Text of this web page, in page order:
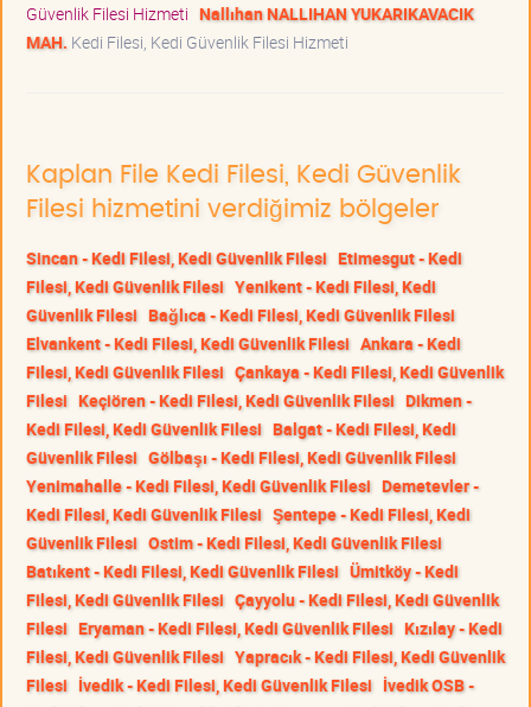
Güvenlik Filesi Hizmeti Nallıhan NALLIHAN YUKARIKAVACIK
MAH. Kedi Filesi, Kedi Güvenlik Filesi Hizmeti
Kaplan File Kedi Filesi, Kedi Güvenlik
Filesi hizmetini verdiğimiz bölgeler
Sincan - Kedi Filesi, Kedi Güvenlik Filesi Etimesgut - Kedi
Filesi, Kedi Güvenlik Filesi Yenikent - Kedi Filesi, Kedi
Güvenlik Filesi Bağlıca - Kedi Filesi, Kedi Güvenlik Filesi
Elvankent - Kedi Filesi, Kedi Güvenlik Filesi Ankara - Kedi
Filesi, Kedi Güvenlik Filesi Çankaya - Kedi Filesi, Kedi Güvenlik
Filesi Keçiören - Kedi Filesi, Kedi Güvenlik Filesi Dikmen -
Kedi Filesi, Kedi Güvenlik Filesi Balgat - Kedi Filesi, Kedi
Güvenlik Filesi Gölbaşı - Kedi Filesi, Kedi Güvenlik Filesi
Yenimahalle - Kedi Filesi, Kedi Güvenlik Filesi Demetevler -
Kedi Filesi, Kedi Güvenlik Filesi Şentepe - Kedi Filesi, Kedi
Güvenlik Filesi Ostim - Kedi Filesi, Kedi Güvenlik Filesi
Batıkent - Kedi Filesi, Kedi Güvenlik Filesi Ümitköy - Kedi
Filesi, Kedi Güvenlik Filesi Çayyolu - Kedi Filesi, Kedi Güvenlik
Filesi Eryaman - Kedi Filesi, Kedi Güvenlik Filesi Kızılay - Kedi
Filesi, Kedi Güvenlik Filesi Yapracık - Kedi Filesi, Kedi Güvenlik
Filesi İvedik - Kedi Filesi, Kedi Güvenlik Filesi İvedik OSB -